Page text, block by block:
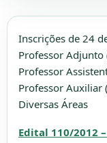
Inscrições de 24
Professor Adjunto
Professor
Professor Auxiliar
Diversas Áreas
Edital 110/2012